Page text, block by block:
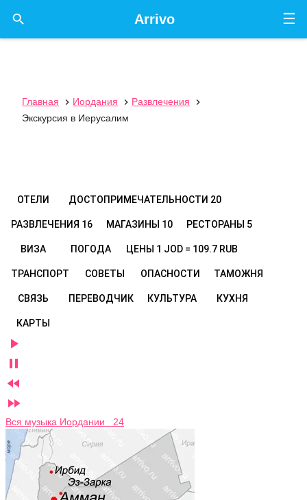
☰
Arrivo

Главная  Иордания  Развлечения

Экскурсия в Иерусалим
ОТЕЛИ ДОСТОПРИМЕЧАТЕЛЬНОСТИ 20
РАЗВЛЕЧЕНИЯ 16 МАГАЗИНЫ 10 РЕСТОРАНЫ 5
ВИЗА ПОГОДА ЦЕНЫ 1 JOD = 109.7 RUB
ТРАНСПОРТ СОВЕТЫ ОПАСНОСТИ ТАМОЖНЯ
СВЯЗЬ ПЕРЕВОДЧИК КУЛЬТУРА КУХНЯ
КАРТЫ




Вся музыка Иордании 24